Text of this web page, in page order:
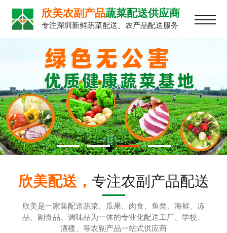
欣美农副产品蔬菜配送供应商
专注深圳新鲜蔬菜配送、农产品配送服务
欣美配送， 专注农副产品配送
欣美是一家集配送蔬菜、瓜果、肉食、鱼类、海鲜、冻
品、副食品、调味品为一体的专业化配送工厂、学校、
酒楼、等农副产品一站式供应商